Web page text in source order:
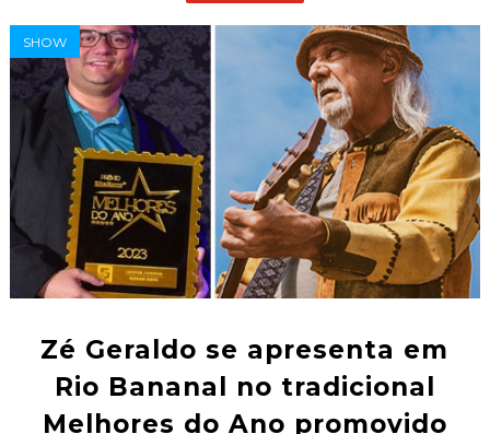
SHOW
Zé Geraldo se apresenta em
Rio Bananal no tradicional
Melhores do Ano promovido